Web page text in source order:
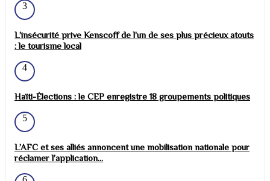
3
L’insécurité prive Kenscoff de l’un de ses plus précieux atouts
: le tourisme local
4
Haïti-Élections : le CEP enregistre 18 groupements politiques
5
L’AFC et ses alliés annoncent une mobilisation nationale pour
réclamer l’application...